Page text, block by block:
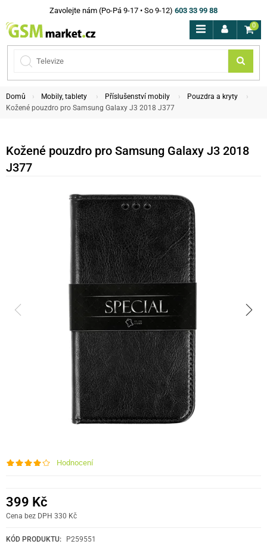
Zavolejte nám (Po-Pá 9-17 • So 9-12) 603 33 99 88
0
Domů Mobily, tablety Příslušenství mobily
Pouzdra a kryty
Kožené pouzdro pro Samsung Galaxy J3 2018 J377
Kožené pouzdro pro Samsung Galaxy J3 2018
J377
Hodnocení
399 Kč
Cena bez DPH 330 Kč
KÓD PRODUKTU:
P259551